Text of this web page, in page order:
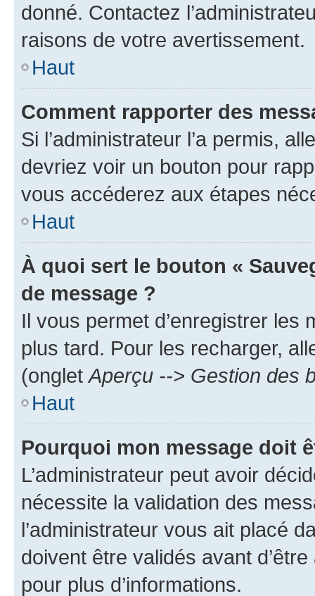
donné. Contactez
raisons de votre avertissement.
Haut
Comment rapporter des
Si l’administrateur l’a permis,
devriez voir un bouton pour
vous accéderez aux étapes
Haut
À quoi sert le bouton «
de message ?
Il vous permet d’enregistrer
plus tard. Pour les recharger,
(ongletAperçu --> Gestion des
Haut
Pourquoi mon message doit
L’administrateur peut avoir
nécessite la validation des
l’administrateur vous ait placé
doivent être validés avant
pour plus d’informations.